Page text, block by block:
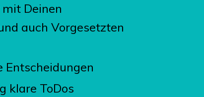
Deinen
auch Vorgesetzten
Entscheidungen
klare ToDos